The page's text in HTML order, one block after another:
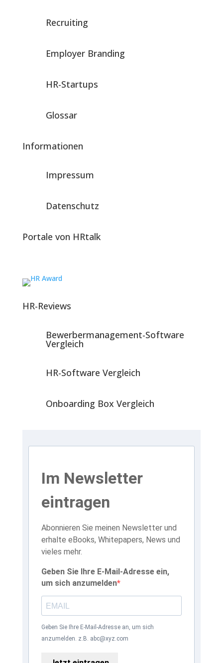
Recruiting
Employer Branding
HR-Startups
Glossar
Informationen
Impressum
Datenschutz
Portale von HRtalk
HR-Reviews
Bewerbermanagement-Software
Vergleich
HR-Software Vergleich
Onboarding Box Vergleich
Im Newsletter
eintragen
Abonnieren Sie meinen Newsletter und
erhalte eBooks, Whitepapers, News und
vieles mehr.
Geben Sie Ihre E-Mail-Adresse ein,
um sich anzumelden
Geben Sie Ihre E-Mail-Adresse an, um sich
anzumelden. z.B. abc@xyz.com